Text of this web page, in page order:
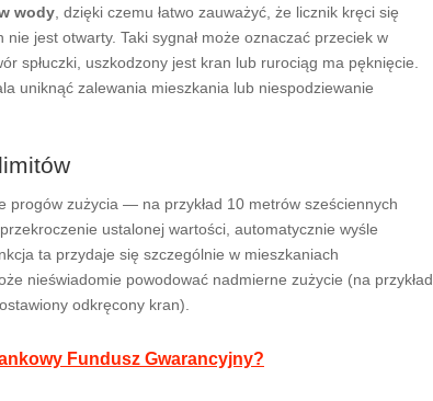
wody , dzięki czemu łatwo zauważyć, że licznik kręci się
jest otwarty. Taki sygnał może oznaczać przeciek w
spłuczki, uszkodzony jest kran lub rurociąg ma pęknięcie.
uniknąć zalewania mieszkania lub niespodziewanie
progów zużycia — na przykład 10 metrów sześciennych
ustalonej wartości, automatycznie wyśle
ta przydaje się szczególnie w mieszkaniach
nieświadomie powodować nadmierne zużycie (na przykład
odkręcony kran).
Fundusz Gwarancyjny?